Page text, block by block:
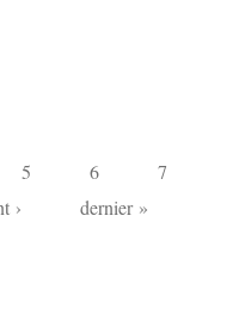
5 6
7
› dernier »